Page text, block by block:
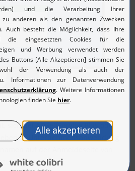
sich bei ADSelfService Plus oder
Unternehmensanwendung